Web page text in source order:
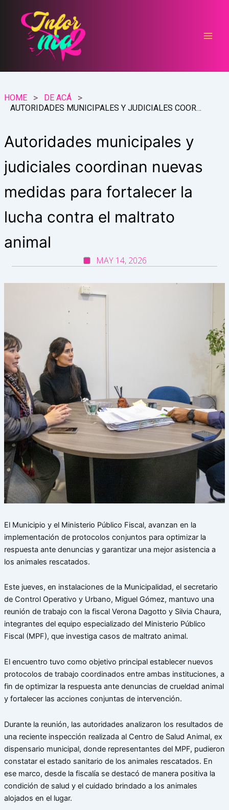
contenido
HOME
DE ACÁ
AUTORIDADES MUNICIPALES Y JUDICIALES COORDINAN NUEVAS MEDIDAS PARA FORTALECER LA LUCHA CONTRA EL MALTRATO ANIMAL
Autoridades municipales y
judiciales coordinan nuevas
medidas para fortalecer la
lucha contra el maltrato
animal
MAY 14, 2026
El Municipio y el Ministerio Público Fiscal, avanzan en la
implementación de protocolos conjuntos para optimizar la
respuesta ante denuncias y garantizar una mejor asistencia a
los animales rescatados.
Este jueves, en instalaciones de la Municipalidad, el secretario
de Control Operativo y Urbano, Miguel Gómez, mantuvo una
reunión de trabajo con la fiscal Verona Dagotto y Silvia Chaura,
integrantes del equipo especializado del Ministerio Público
Fiscal (MPF), que investiga casos de maltrato animal.
El encuentro tuvo como objetivo principal establecer nuevos
protocolos de trabajo coordinados entre ambas instituciones, a
fin de optimizar la respuesta ante denuncias de crueldad animal
y fortalecer las acciones conjuntas de intervención.
Durante la reunión, las autoridades analizaron los resultados de
una reciente inspección realizada al Centro de Salud Animal, ex
dispensario municipal, donde representantes del MPF, pudieron
constatar el estado sanitario de los animales rescatados. En
ese marco, desde la fiscalía se destacó de manera positiva la
condición de salud y el cuidado brindado a los animales
alojados en el lugar.